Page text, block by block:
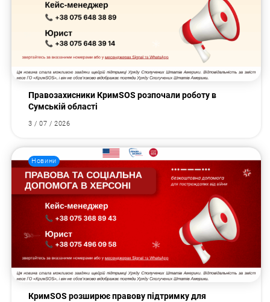
Правозахисники КримSOS розпочали роботу в
Сумській області
3 / 07 / 2026
Новини
КримSOS розширює правову підтримку для